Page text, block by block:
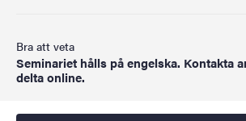
Bra att veta
Seminariet hålls på engelska. Kontakta
delta online.